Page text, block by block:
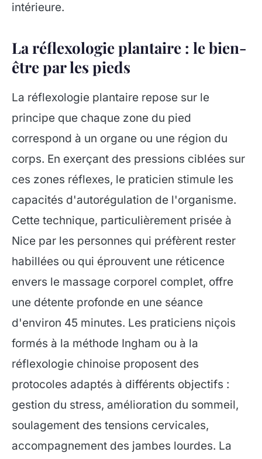
intérieure.
La réflexologie plantaire : le bien-
être par les pieds
La réflexologie plantaire repose sur le
principe que chaque zone du pied
correspond à un organe ou une région du
corps. En exerçant des pressions ciblées sur
ces zones réflexes, le praticien stimule les
capacités d'autorégulation de l'organisme.
Cette technique, particulièrement prisée à
Nice par les personnes qui préfèrent rester
habillées ou qui éprouvent une réticence
envers le massage corporel complet, offre
une détente profonde en une séance
d'environ 45 minutes. Les praticiens niçois
formés à la méthode Ingham ou à la
réflexologie chinoise proposent des
protocoles adaptés à différents objectifs :
gestion du stress, amélioration du sommeil,
soulagement des tensions cervicales,
accompagnement des jambes lourdes. La